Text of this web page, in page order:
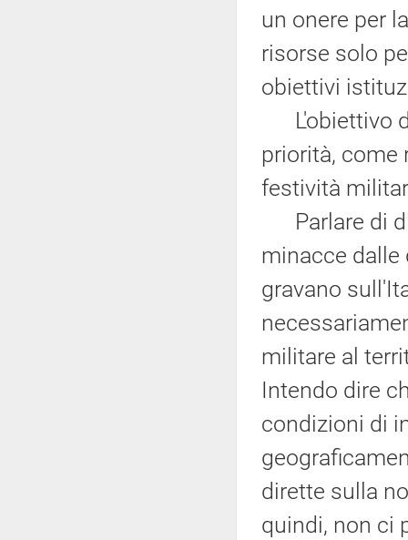
un onere per
risorse solo
obiettivi
L'obiettivo
priorità, come
festività
Parlare di
minacce
gravano
militare al
Intendo dire
condizioni di
dirette sulla
quindi, non ci